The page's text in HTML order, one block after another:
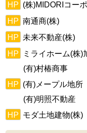
HP (株)MIDORIコー
HP 南通商(株)
HP 未来不動産(株)
HP
ミライホーム(株)
(有)村椿商事
HP (有)メープル地所
(有)明照不動産
HP モダ土地建物(株)